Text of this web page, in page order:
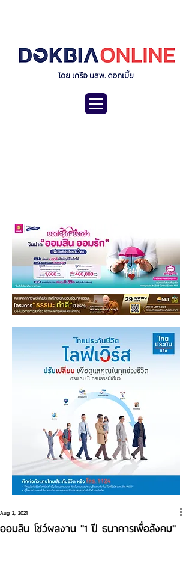
ออมสิน โชว์ผลงาน "1 ปี ธนาคารเพื่อสังคม"
Aug 2, 2021